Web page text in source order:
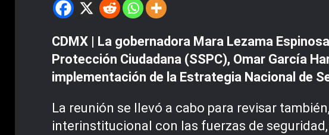
CDMX | La gobernadora Mara Lezama
Protección Ciudadana (SSPC), Omar García
implementación de la Estrategia Nacional de
La reunión se llevó a cabo para revisar
interinstitucional con las fuerzas de